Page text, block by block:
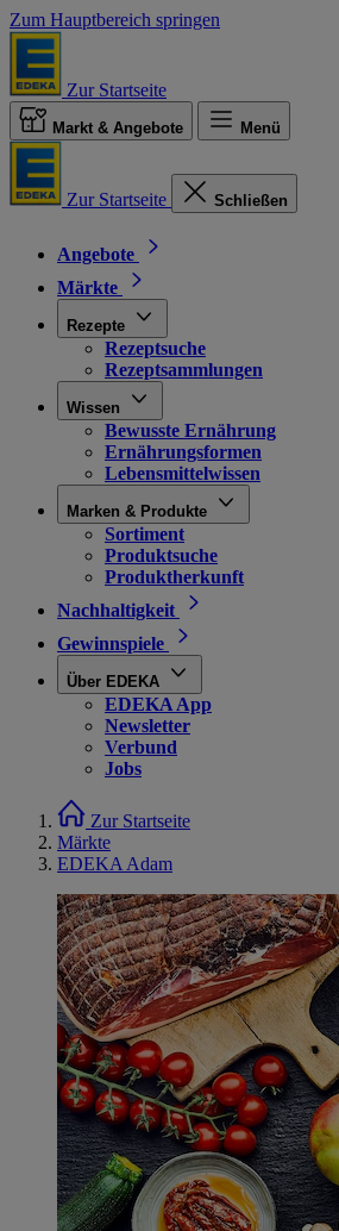
Zum Hauptbereich springen
Zur Startseite
Markt & Angebote Menü
Zur Startseite Schließen
Angebote
Märkte
Rezepte
Rezeptsuche
Rezeptsammlungen
Wissen
Bewusste Ernährung
Ernährungsformen
Lebensmittelwissen
Marken & Produkte
Sortiment
Produktsuche
Produktherkunft
Nachhaltigkeit
Gewinnspiele
Über EDEKA
EDEKA App
Newsletter
Verbund
Jobs
Zur Startseite
Märkte
EDEKA Adam